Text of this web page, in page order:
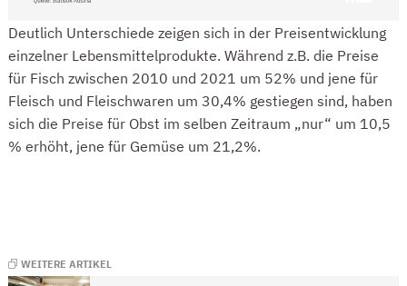
Deutlich Unterschiede zeigen sich in der Preisentwicklung
einzelner Lebensmittelprodukte. Während z.B. die Preise
für Fisch zwischen 2010 und 2021 um 52% und jene für
Fleisch und Fleischwaren um 30,4% gestiegen sind, haben
sich die Preise für Obst im selben Zeitraum „nur“ um 10,5
% erhöht, jene für Gemüse um 21,2%.
WEITERE ARTIKEL